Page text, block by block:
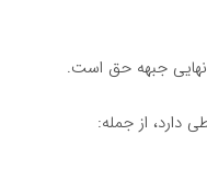
نهایی جبهه حق است.
دارد، از جمله: